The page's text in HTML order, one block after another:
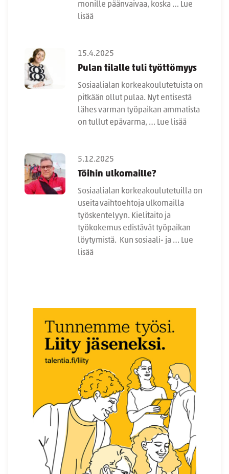
monille päänvaivaa, koska … Lue
lisää
15.4.2025
Pulan tilalle tuli työttömyys
Sosiaalialan korkeakoulutetuista on
pitkään ollut pulaa. Nyt entisestä
lähes varman työpaikan ammatista
on tullut epävarma, … Lue lisää
5.12.2025
Töihin ulkomaille?
Sosiaalialan korkeakoulutetuilla on
useita vaihtoehtoja ulkomailla
työskentelyyn. Kielitaito ja
työkokemus edistävät työpaikan
löytymistä. Kun sosiaali- ja … Lue
lisää